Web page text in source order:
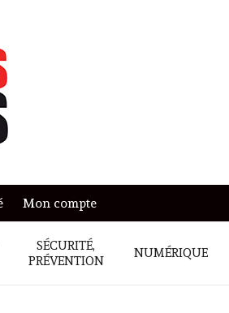
Mon compte
SÉCURITÉ,
PRÉVENTION
NUMÉRIQUE